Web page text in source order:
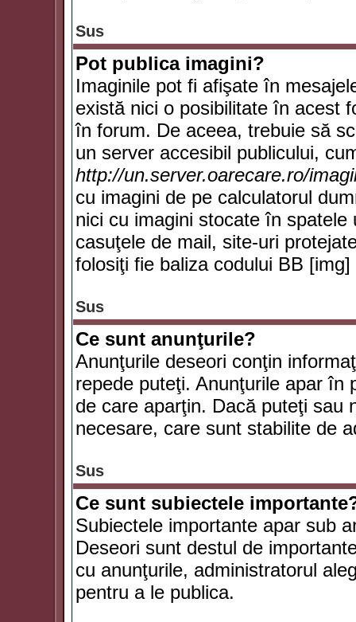
Sus
Pot publica imagini?
Imaginile pot fi afişate în
există nici o posibilitate în acest
în forum. De aceea, trebuie să
un server accesibil publicului,
http://un.server.oarecare.ro/
cu imagini de pe calculatorul
nici cu imagini stocate în
casuţele de mail, site-uri
folosiţi fie baliza codului BB
Sus
Ce sunt anunţurile?
Anunţurile deseori conţin
repede puteţi. Anunţurile apar în
de care aparţin. Dacă puteţi sau
necesare, care sunt stabilite de
Sus
Ce sunt subiectele
Subiectele importante apar sub
Deseori sunt destul de
cu anunţurile, administratorul
pentru a le publica.